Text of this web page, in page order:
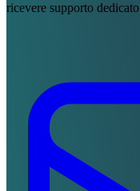
ricevere supporto dedicato